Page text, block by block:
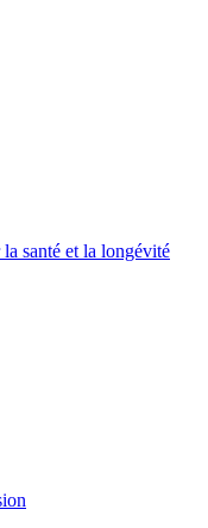
santé et la longévité